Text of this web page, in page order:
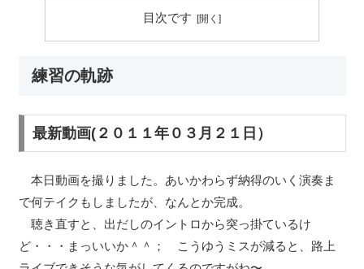
目次です
練習の軌跡
最新動画(２０１１年０３月２１日）
本日動画を撮りました。あいかわらず納得のいく演奏ま
で何テイクもしましたが、なんとか完成。
聴き直すと、出だしのイントロから突っ掛ているけ
ど・・・まっいいか＾＾； こうゆうミスが減ると、路上